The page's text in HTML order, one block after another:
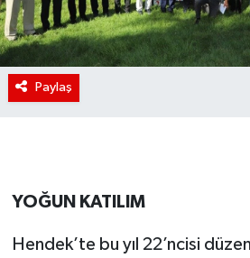
Paylaş
YOĞUN KATILIM
Hendek’te bu yıl 22’ncisi